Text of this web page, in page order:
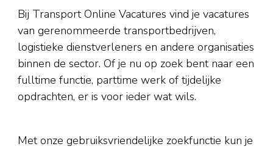
Bij Transport Online Vacatures vind je vacatures
van gerenommeerde transportbedrijven,
logistieke dienstverleners en andere organisaties
binnen de sector. Of je nu op zoek bent naar een
fulltime functie, parttime werk of tijdelijke
opdrachten, er is voor ieder wat wils.
Met onze gebruiksvriendelijke zoekfunctie kun je